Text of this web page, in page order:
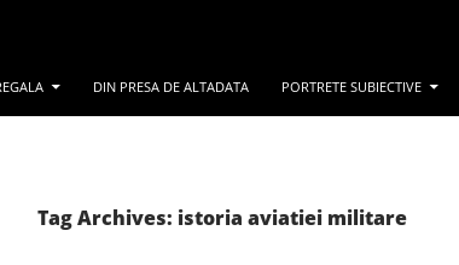
DIN PRESA DE ALTADATA PORTRETE SUBIECTIVE
Tag Archives: istoria aviatiei militare